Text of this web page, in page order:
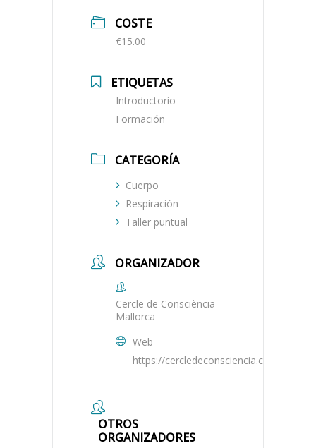
COSTE
€15.00
ETIQUETAS
Introductorio
Formación
CATEGORÍA
Cuerpo
Respiración
Taller puntual
ORGANIZADOR
Cercle de Consciència
Mallorca
Web
https://cercledeconsciencia.com/
OTROS
ORGANIZADORES